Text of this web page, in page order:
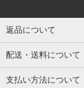
返品について
配送・送料について
支払い方法について